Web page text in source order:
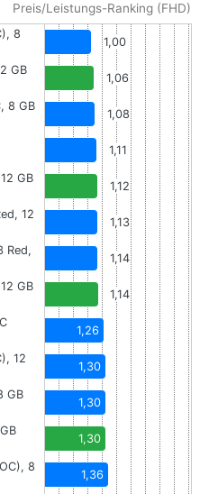
Preis/Leistungs-Ranking (FHD)
8
1,00
GB
1,06
8 GB
1,08
1,11
GB
1,12
12
1,13
Red,
1,14
GB
1,14
1,26
12
1,30
GB
1,30
1,30
8
1,36